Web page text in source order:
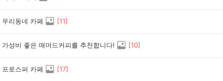
우리동네 카페 [11]
가성비 좋은 매머드커피를 추천합니다! [10]
프로스퍼 카페 [17]